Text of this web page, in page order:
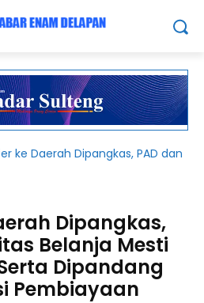
ke Daerah Dipangkas, PAD dan
Dipangkas,
Belanja Mesti
Dipandang
Pembiayaan